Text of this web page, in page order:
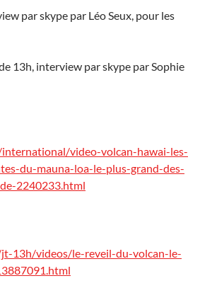
par skype par Léo Seux, pour les
13h, interview par skype par Sophie
video-volcan-hawai-les-
du-mauna-loa-le-plus-grand-des-
2240233.html
13h/videos/le-reveil-du-volcan-le-